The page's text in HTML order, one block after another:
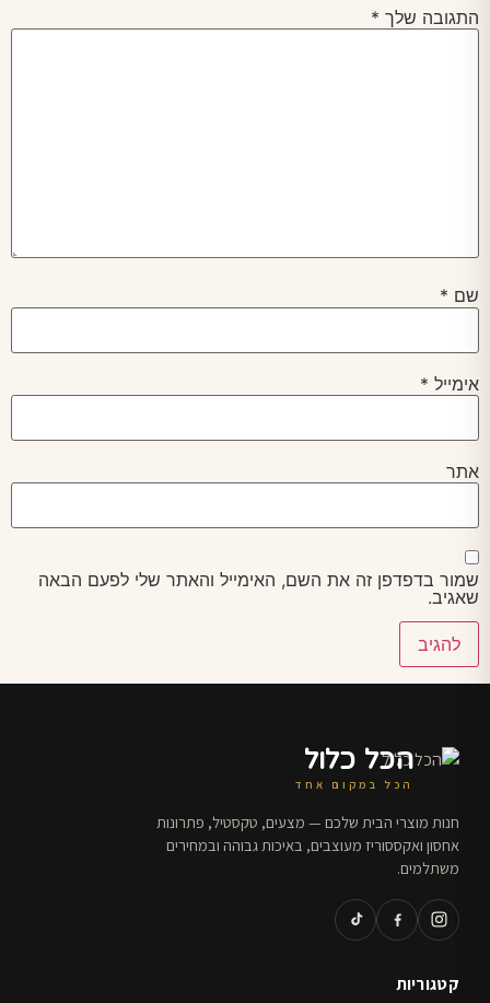
התגובה שלך *
שם *
אימייל *
אתר
שמור בדפדפן זה את השם, האימייל והאתר שלי לפעם הבאה
שאגיב.
הכל כלול
הכל במקום אחד
חנות מוצרי הבית שלכם — מצעים, טקסטיל, פתרונות
אחסון ואקססוריז מעוצבים, באיכות גבוהה ובמחירים
משתלמים.
קטגוריות